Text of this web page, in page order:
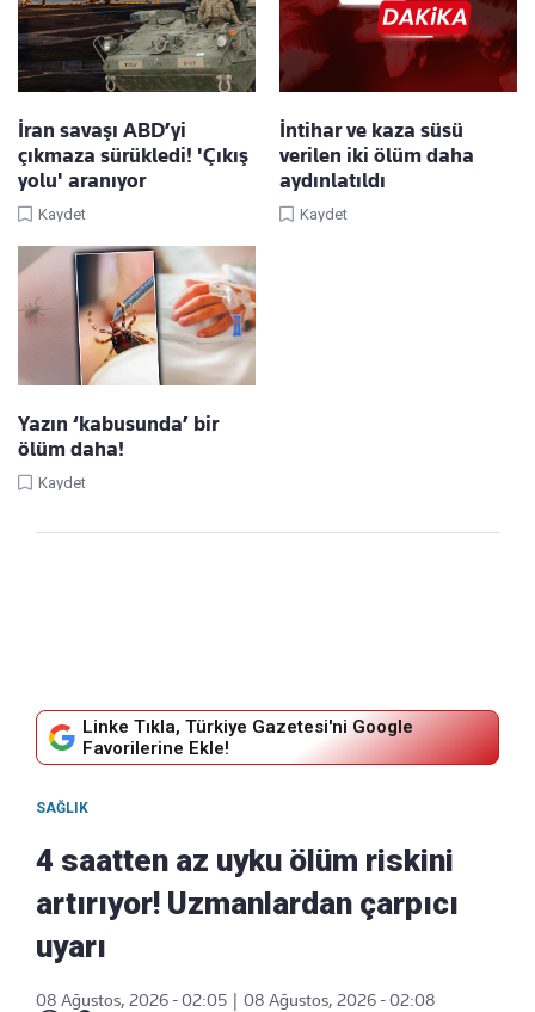
İran savaşı ABD’yi
çıkmaza sürükledi! 'Çıkış
yolu' aranıyor
Kaydet
İntihar ve kaza süsü
verilen iki ölüm daha
aydınlatıldı
Kaydet
Yazın ‘kabusunda’ bir
ölüm daha!
Kaydet
Linke Tıkla, Türkiye Gazetesi'ni Google
Favorilerine Ekle!
SAĞLIK
4 saatten az uyku ölüm riskini
artırıyor! Uzmanlardan çarpıcı
uyarı
08 Ağustos, 2026 - 02:05
08 Ağustos, 2026 - 02:08